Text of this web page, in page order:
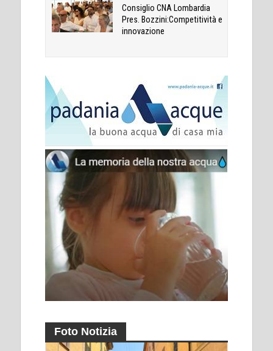
Consiglio CNA Lombardia
Pres. Bozzini:Competitività e
innovazione
Foto Notizia